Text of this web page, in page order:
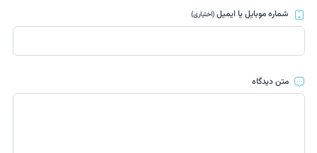
شماره موبایل یا ایمیل(اختیاری)
متن دیدگاه